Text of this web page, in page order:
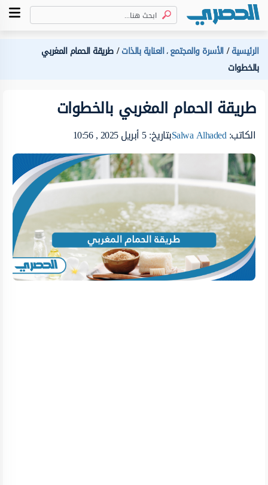
الرئيسية الأسرة والمجتمع،العناية بالذات طريقة الحمام المغربي
بالخطوات
طريقة الحمام المغربي بالخطوات
الكاتب:Salwa Alhadedبتاريخ: 5 أبريل 2025 , 10:56